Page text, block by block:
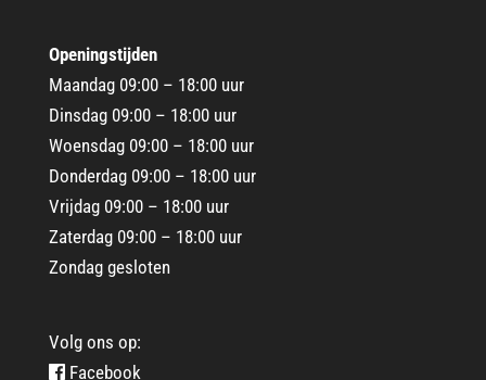
Openingstijden
Maandag 09:00 – 18:00 uur
Dinsdag 09:00 – 18:00 uur
Woensdag 09:00 – 18:00 uur
Donderdag 09:00 – 18:00 uur
Vrijdag 09:00 – 18:00 uur
Zaterdag 09:00 – 18:00 uur
Zondag gesloten
Volg ons op:
Facebook